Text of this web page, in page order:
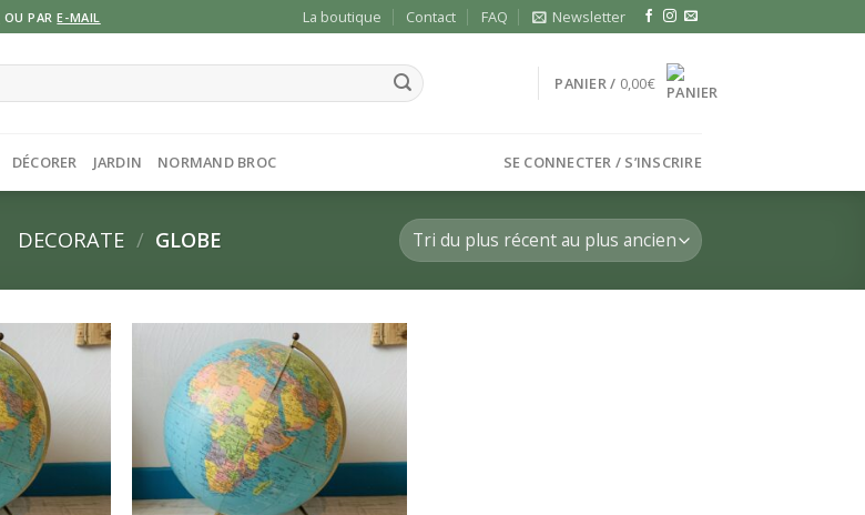
OU PARE-MAIL La boutique Contact FAQ Newsletter
PANIER / 0,00€
DÉCORER JARDIN NORMAND BROC SE CONNECTER / S’INSCRIRE
DECORATE / GLOBE